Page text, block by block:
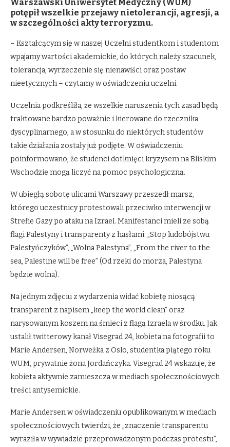
Warszawski Uniwersytet Medyczny (WUM)
potępił wszelkie przejawy nietolerancji, agresji, a
w szczególności akty terroryzmu.
– Kształcącym się w naszej Uczelni studentkom i studentom
wpajamy wartości akademickie, do których należy szacunek,
tolerancja, wyrzeczenie się nienawiści oraz postaw
nieetycznych – czytamy w oświadczeniu uczelni.
Uczelnia podkreśliła, że wszelkie naruszenia tych zasad będą
traktowane bardzo poważnie i kierowane do rzecznika
dyscyplinarnego, a w stosunku do niektórych studentów
takie działania zostały już podjęte. W oświadczeniu
poinformowano, że studenci dotknięci kryzysem na Bliskim
Wschodzie mogą liczyć na pomoc psychologiczną.
W ubiegłą sobotę ulicami Warszawy przeszedł marsz,
którego uczestnicy protestowali przeciwko interwencji w
Strefie Gazy po ataku na Izrael. Manifestanci mieli ze sobą
flagi Palestyny i transparenty z hasłami: „Stop ludobójstwu
Palestyńczyków”, „Wolna Palestyna”, „From the river to the
sea, Palestine will be free” (Od rzeki do morza, Palestyna
będzie wolna).
Na jednym zdjęciu z wydarzenia widać kobietę niosącą
transparent z napisem „keep the world clean” oraz
narysowanym koszem na śmieci z flagą Izraela w środku. Jak
ustalił twitterowy kanał Visegrad 24, kobieta na fotografii to
Marie Andersen, Norweżka z Oslo, studentka piątego roku
WUM, prywatnie żona Jordańczyka. Visegrad 24 wskazuje, że
kobieta aktywnie zamieszcza w mediach społecznościowych
treści antysemickie.
Marie Andersen w oświadczeniu opublikowanym w mediach
społecznościowych twierdzi, że „znaczenie transparentu
wyraziła w wywiadzie przeprowadzonym podczas protestu”,